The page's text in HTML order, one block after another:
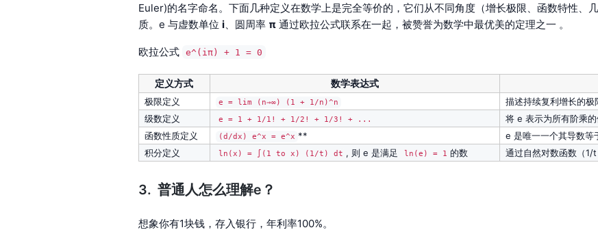
Euler)的名字命名。下面几种定义在数学上是完全等价的，它们从不同角度（增长极限、函数特性、
质。e 与虚数单位 i、圆周率 π​ 通过欧拉公式联系在一起，被赞誉为数学中最优美的定理之一 。
欧拉公式 e^(iπ) + 1 = 0
定义方式 数学表达式
极限定义​ e = lim (n→∞) (1 + 1/n)^n
描述持续复利增长的极
级数定义​
e = 1 + 1/1! + 1/2! + 1/3! + ...
将 e 表示为所有阶乘的
函数性质定义​
(d/dx) e^x = e^x **​
e 是唯一一个其导数等
积分定义​
ln(x) = ∫(1 to x) (1/t) dt , 则 e 是满足 ln(e) = 1 的数 通过自然对数函数（1/t
普通人怎么理解e？
想象你有1块钱，存入银行，年利率100%。